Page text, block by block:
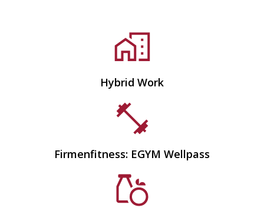
Hybrid Work
Firmenfitness: EGYM Wellpass